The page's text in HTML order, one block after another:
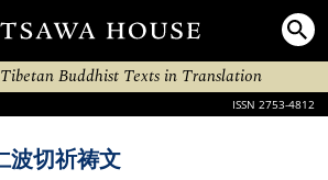
Buddhist Texts in Translation
ISSN 2753-4812
波切祈祷文